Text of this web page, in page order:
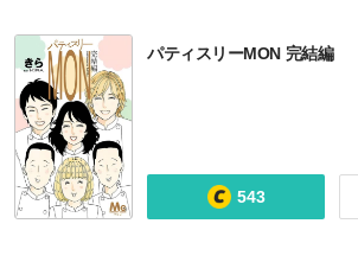
パティスリーMON 完結編
543